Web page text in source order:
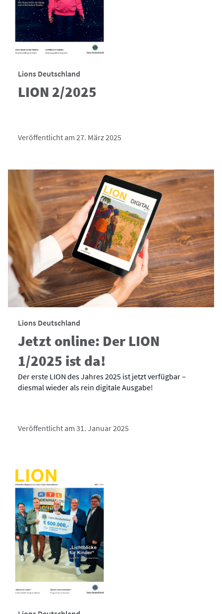
Lions Deutschland
LION 2/2025
Veröffentlicht am 27. März 2025
Lions Deutschland
Jetzt online: Der LION
1/2025 ist da!
Der erste LION des Jahres 2025 ist jetzt verfügbar –
diesmal wieder als rein digitale Ausgabe!
Veröffentlicht am 31. Januar 2025